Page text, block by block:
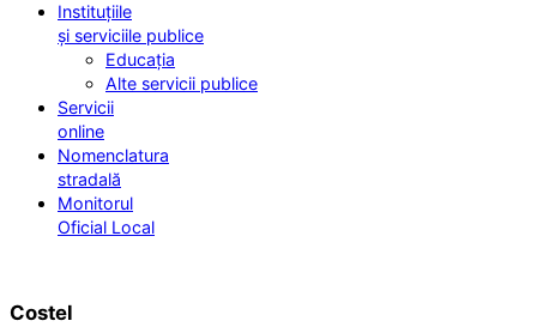
Instituțiile
și serviciile publice
Educația
Alte servicii publice
Servicii
online
Nomenclatura
stradală
Monitorul
Oficial Local
Costel